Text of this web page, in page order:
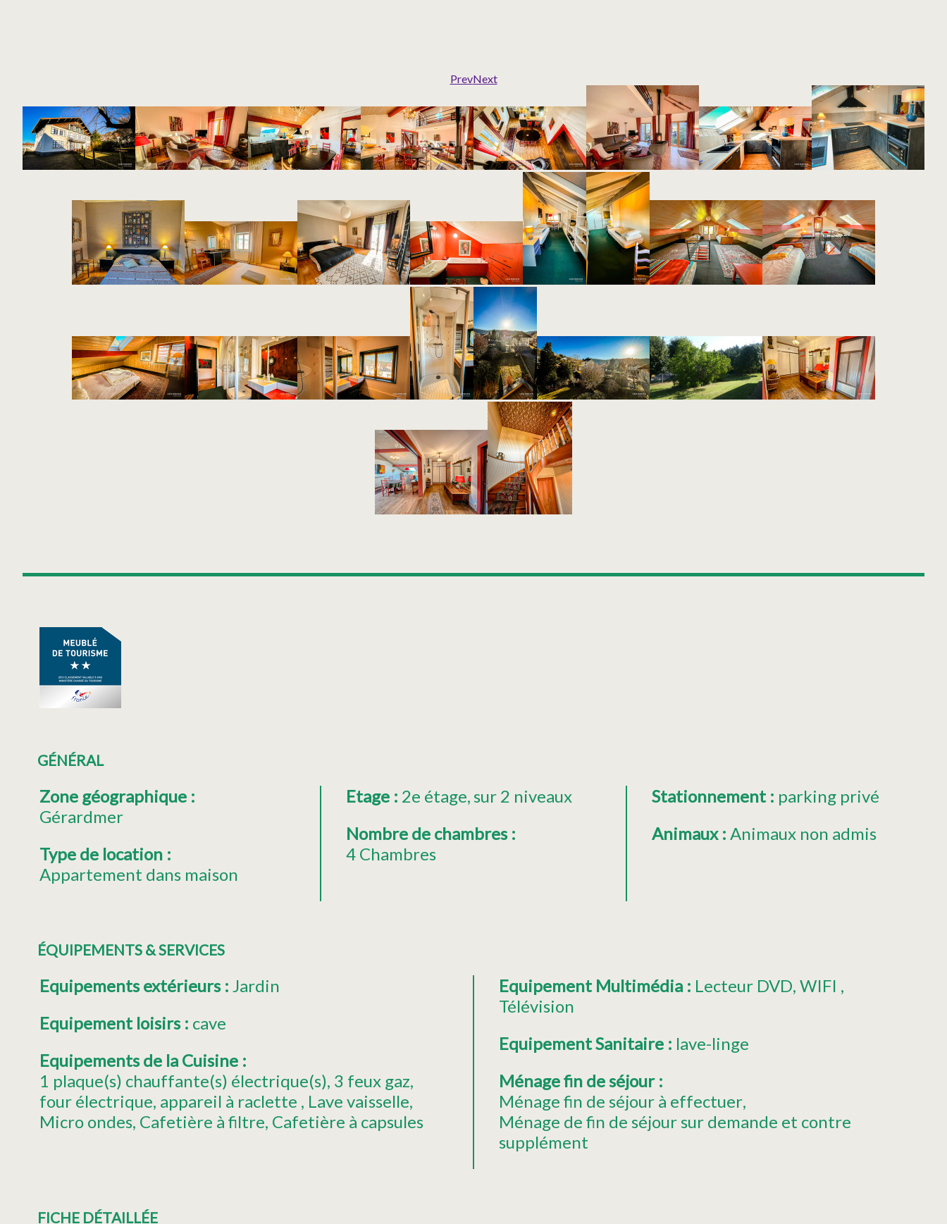
PrevNext
GÉNÉRAL
Zone géographique :
Gérardmer
Type de location :
Appartement dans maison
Etage : 2e étage sur 2 niveaux
Nombre de chambres :
4 Chambres
Stationnement : parking privé
Animaux : Animaux non admis
ÉQUIPEMENTS & SERVICES
Equipements extérieurs : Jardin
Equipement loisirs : cave
Equipements de la Cuisine :
1 plaque(s) chauffante(s) électrique(s) 3 feux gaz
four électrique appareil à raclette
Lave vaisselle
Micro ondes Cafetière à filtre Cafetière à capsules
Equipement Multimédia : Lecteur DVD WIFI
Télévision
Equipement Sanitaire : lave-linge
Ménage fin de séjour :
Ménage fin de séjour à effectuer
Ménage de fin de séjour sur demande et contre
supplément
FICHE DÉTAILLÉE